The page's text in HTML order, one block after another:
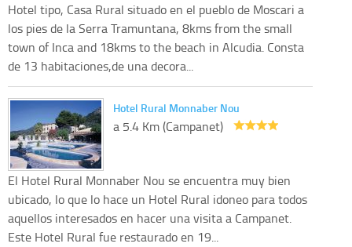
Hotel tipo, Casa Rural situado en el pueblo de Moscari a
los pies de la Serra Tramuntana, 8kms from the small
town of Inca and 18kms to the beach in Alcudia. Consta
de 13 habitaciones,de una decora...
Hotel Rural Monnaber Nou
a 5.4 Km (Campanet)
El Hotel Rural Monnaber Nou se encuentra muy bien
ubicado, lo que lo hace un Hotel Rural idoneo para todos
aquellos interesados en hacer una visita a Campanet.
Este Hotel Rural fue restaurado en 19...